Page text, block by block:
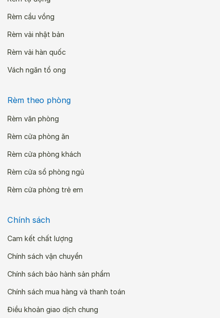
Rèm cầu vồng
Rèm vải nhật bản
Rèm vải hàn quốc
Vách ngăn tổ ong
Rèm theo phòng
Rèm văn phòng
Rèm cửa phòng ăn
Rèm cửa phòng khách
Rèm cửa sổ phòng ngủ
Rèm cửa phòng trẻ em
Chính sách
Cam kết chất lượng
Chính sách vận chuyển
Chính sách bảo hành sản phẩm
Chính sách mua hàng và thanh toán
Điều khoản giao dịch chung